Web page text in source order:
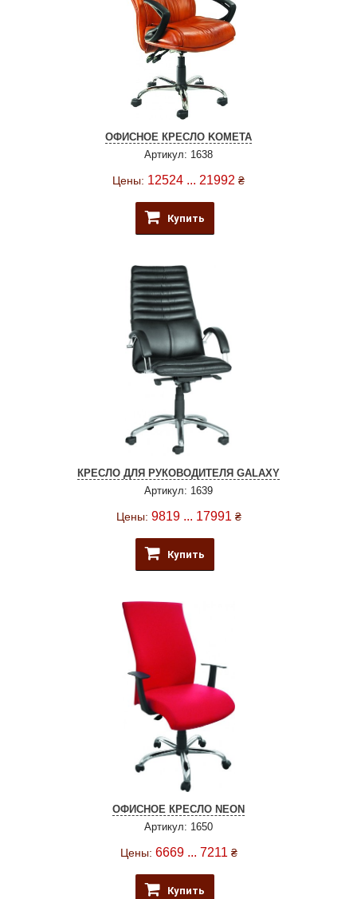
ОФИСНОЕ КРЕСЛО KOMETA
Артикул: 1638
Цены: 12524 ... 21992 ₴
Купить
КРЕСЛО ДЛЯ РУКОВОДИТЕЛЯ GALAXY
Артикул: 1639
Цены: 9819 ... 17991 ₴
Купить
ОФИСНОЕ КРЕСЛО NEON
Артикул: 1650
Цены: 6669 ... 7211 ₴
Купить